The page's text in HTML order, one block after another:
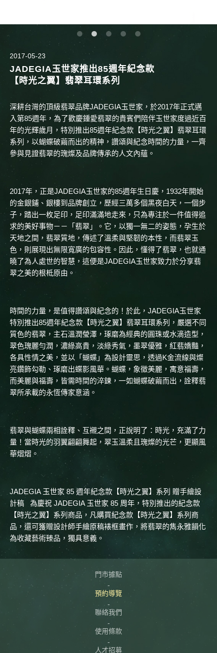
2017-05-23
JADEGIA玉世家推出85週年紀念款
【時光之翼】翡翠耳環系列
深耕台灣的頂級翡翠品牌JADEGIA玉世家，於2017年正式邁
入第85週年，為了歡慶鍾愛翡翠的貴賓們陪伴玉世家度過近百
年的光輝歲月，特別推出85週年紀念款【時光之翼】翡翠耳環
系列，以蝴蝶破繭而出的精神，讚頌與紀念時間的力量，一齊
參與見證翡翠的瑰燦及品牌傳承的人文內蘊。
2017年，正是JADEGIA玉世家的85週年生日慶，1932年開始
的金銀鋪、銀樓到品牌創立，歷經三萬多個黑夜白天，一個步
子，踏出一枚足印，足印滿滿地走來，只為專注於一件值得追
求的美好事物－－「翡翠」。它，以獨一無二的姿態，孕生於
天地之間，翡翠質地，傳述了溫柔與堅韌的本性，而翡翠玉
色，則展現出無限寬廣的包容性。因此，懂得了翡翠，也就通
曉了為人處世的智慧，這便是JADEGIA玉世家致力於分享翡
翠之美的根柢原由。
時間的力量，是值得讚頌與紀念的！於此，JADEGIA玉世家
特別推出85週年紀念款【時光之翼】翡翠耳環系列，嚴選不同
質色的翡翠，主石溫潤瑩澤，琢磨為經典的圓珠或水滴造型，
翠色瑰麗勻潤，濃綠高貴，淡綠秀氣，墨翠優雅，紅翡嬌豔，
各具性情之美，並以「蝴蝶」為設計靈思，透過K金流線與燦
亮鑽飾勾勒、琢磨出蝶影風華。蝴蝶，象徵美麗，寓意福壽，
而美麗與福壽，皆需時間的淬鍊，一如蝴蝶破繭而出，詮釋翡
翠所承載的永恆傳家意涵。
翡翠與蝴蝶兩相詮釋、互襯之間，正說明了：時光，充滿了力
量！當時光的羽翼翩翩舞起，翠玉溫柔且瑰燦的光芒，更顯風
華熠熠。
JADEGIA 玉世家 85 週年紀念款【時光之翼】系列 贈手繪設
計稿 為慶祝 JADEGIA 玉世家 85 周年，特別推出的紀念款
【時光之翼】系列商品，凡購買紀念款【時光之翼】系列商
品，還可獲贈設計師手繪原稿裱框畫作，將翡翠的雋永雅韻化
為收藏藝術臻品，獨具意義。
門市據點
預約導覽
聯絡我們
使用條款
人才招募